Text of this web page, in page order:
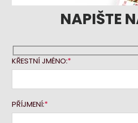
NAPIŠTE
KŘESTNÍ JMÉNO:
PŘÍJMENÍ: